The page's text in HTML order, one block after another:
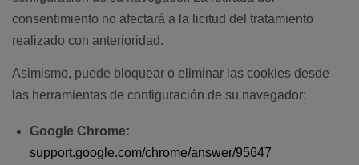
consentimiento no afectará a la licitud del tratamiento
realizado con anterioridad.
Asimismo, puede bloquear o eliminar las cookies desde
las herramientas de configuración de su navegador:
Google Chrome:
support.google.com/chrome/answer/95647